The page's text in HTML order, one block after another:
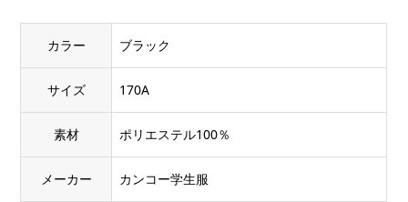
カラー ブラック
サイズ 170A
素材 ポリエステル100％
メーカー カンコー学生服